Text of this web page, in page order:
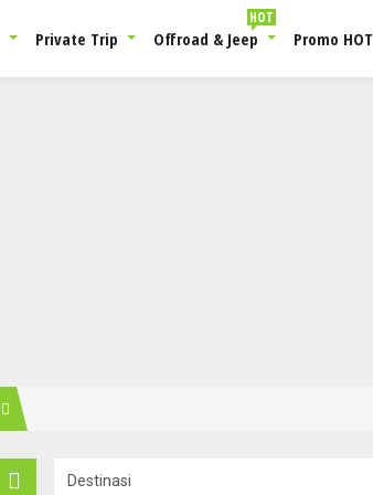
Private Trip Offroad & Jeep
HOT
Promo HOT